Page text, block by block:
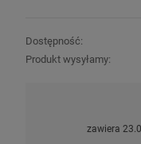
Dostępność:
Produkt wysyłamy:
zawiera